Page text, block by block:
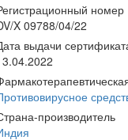
номер
X 09788/04/22
выдачи
производитель